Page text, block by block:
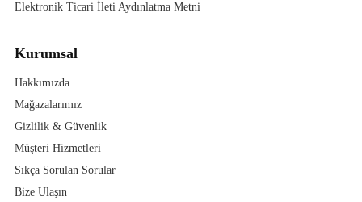
Elektronik Ticari İleti Aydınlatma Metni
Kurumsal
Hakkımızda
Mağazalarımız
Gizlilik & Güvenlik
Müşteri Hizmetleri
Sıkça Sorulan Sorular
Bize Ulaşın